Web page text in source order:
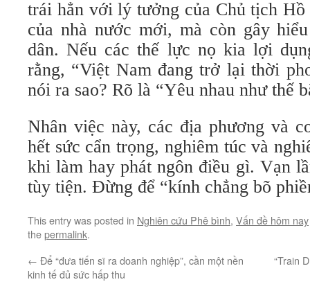
trái hẳn với lý tưởng của Chủ tịch
của nhà nước mới, mà còn gây
dân. Nếu các thế lực nọ kia lợi
rằng, “Việt Nam đang trở lại thời
nói ra sao? Rõ là “Yêu nhau như thế
Nhân việc này, các địa phương và
hết sức cẩn trọng, nghiêm túc và
khi làm hay phát ngôn điều gì. Vạn
tùy tiện. Đừng để “kính chẳng bõ
This entry was posted in Nghiên cứu Phê bình, Vấn đề hôm nay
thepermalink.
← Để “đưa tiến sĩ ra doanh nghiệp”, cần một nền
kinh tế đủ sức hấp thu
“Train